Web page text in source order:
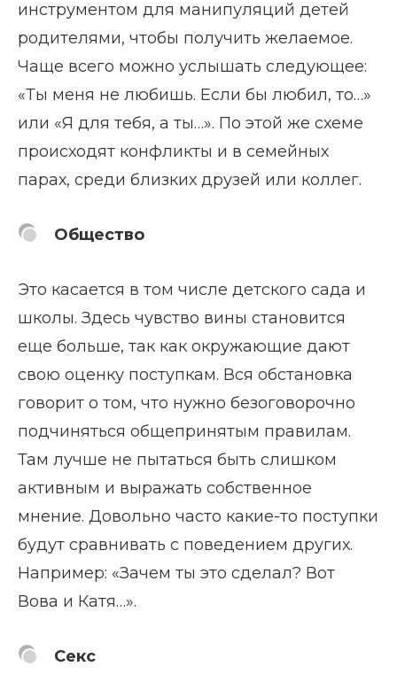
инструментом для манипуляций детей
родителями, чтобы получить желаемое.
Чаще всего можно услышать следующее:
«Ты меня не любишь. Если бы любил, то…»
или «Я для тебя, а ты…». По этой же схеме
происходят конфликты и в семейных
парах, среди близких друзей или коллег.
Общество
Это касается в том числе детского сада и
школы. Здесь чувство вины становится
еще больше, так как окружающие дают
свою оценку поступкам. Вся обстановка
говорит о том, что нужно безоговорочно
подчиняться общепринятым правилам.
Там лучше не пытаться быть слишком
активным и выражать собственное
мнение. Довольно часто какие-то поступки
будут сравнивать с поведением других.
Например: «Зачем ты это сделал? Вот
Вова и Катя…».
Секс